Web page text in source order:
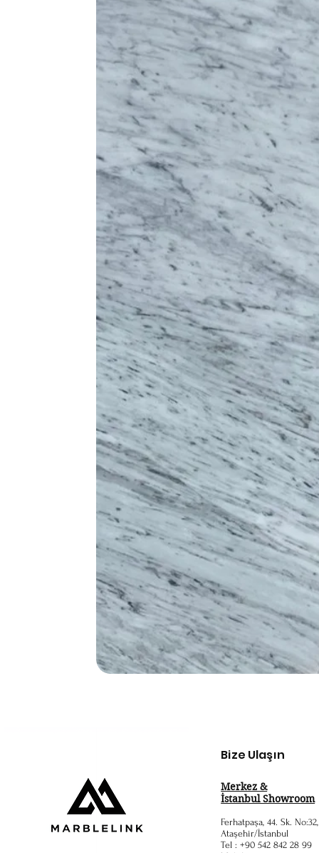
Bize Ulaşın
Merkez &
İstanbul Showroom
Ferhatpaşa, 44. Sk.
Ataşehir/İstanbul
Tel : +90 542 842 28 99